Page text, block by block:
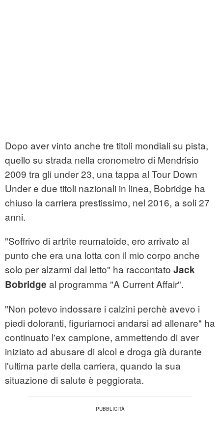
Dopo aver vinto anche tre titoli mondiali su pista,
quello su strada nella cronometro di Mendrisio
2009 tra gli under 23, una tappa al Tour Down
Under e due titoli nazionali in linea, Bobridge ha
chiuso la carriera prestissimo, nel 2016, a soli 27
anni.
"Soffrivo di artrite reumatoide, ero arrivato al
punto che era una lotta con il mio corpo anche
solo per alzarmi dal letto" ha raccontato Jack
Bobridge al programma "A Current Affair".
"Non potevo indossare i calzini perchè avevo i
piedi doloranti, figuriamoci andarsi ad allenare" ha
continuato l'ex campione, ammettendo di aver
iniziato ad abusare di alcol e droga già durante
l'ultima parte della carriera, quando la sua
situazione di salute è peggiorata.